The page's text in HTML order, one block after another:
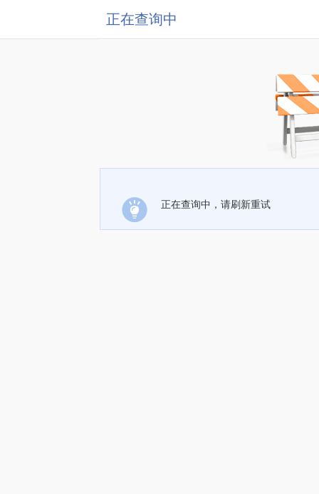
正在查询中
正在查询中，请刷新重试